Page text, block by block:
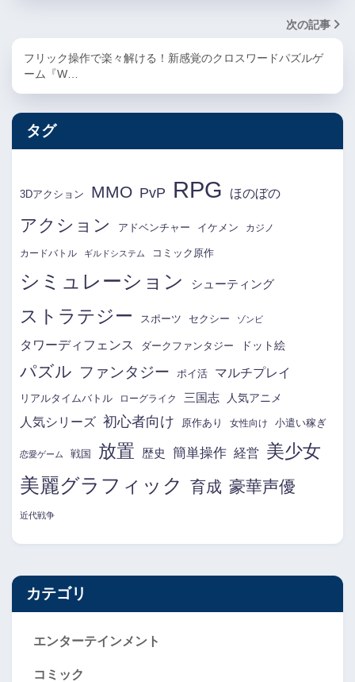
次の記事
フリック操作で楽々解ける！新感覚のクロスワードパズルゲ
ーム『W…
タグ
3Dアクション MMO PvP RPG ほのぼの
アクション アドベンチャー イケメン カジノ
カードバトル ギルドシステム コミック原作
シミュレーション シューティング
ストラテジー スポーツ セクシー ゾンビ
タワーディフェンス ダークファンタジー ドット絵
パズル ファンタジー ポイ活 マルチプレイ
リアルタイムバトル ローグライク 三国志 人気アニメ
人気シリーズ 初心者向け 原作あり 女性向け 小遣い稼ぎ
恋愛ゲーム 戦国 放置 歴史 簡単操作 経営 美少女
美麗グラフィック 育成 豪華声優
近代戦争
カテゴリ
エンターテインメント
コミック